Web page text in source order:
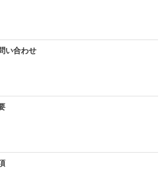
い合わせ